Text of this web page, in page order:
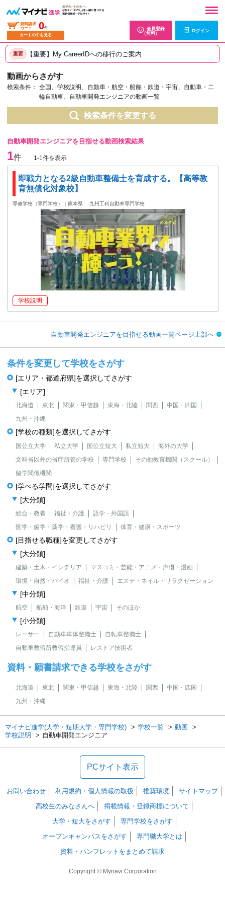
資料請求
カート
0件
カートの中を見る
会員登録
（無料）
ログイン
重要 【重要】My CareerIDへの移行のご案内
動画からさがす
検索条件：
全国、学校説明、自動車・航空・船舶・鉄道・宇宙、自動車・二
輪自動車、自動車開発エンジニアの動画一覧
検索条件を変更する
自動車開発エンジニアを目指せる動画検索結果
1件 1-1件を表示
即戦力となる2級自動車整備士を育成する。【高等教
育無償化対象校】
専修学校（専門学校）｜熊本県 九州工科自動車専門学校
学校説明
自動車開発エンジニアを目指せる動画一覧ページ上部へ
条件を変更して学校をさがす
[エリア・都道府県]を選択してさがす
[エリア]
北海道 東北 関東・甲信越 東海・北陸 関西
中国・四国
九州・沖縄
[学校の種類]を選択してさがす
国公立大学 私立大学 国公立短大 私立短大
海外の大学
文科省以外の省庁所管の学校
専門学校
その他教育機関（スクール）
留学関係機関
[学べる学問]を選択してさがす
[大分類]
総合・教養 福祉・介護
語学・外国語
医学・歯学・薬学・看護・リハビリ
体育・健康・スポーツ
[目指せる職種]を変更してさがす
[大分類]
建築・土木・インテリア
マスコミ・芸能・アニメ・声優・漫画
環境・自然・バイオ
福祉・介護 エステ・ネイル・リラクゼーション
[中分類]
航空 船舶・海洋 鉄道 宇宙 そのほか
[小分類]
レーサー 自動車車体整備士
自転車整備士
自動車教習所教習指導員
レストア技術者
資料・願書請求できる学校をさがす
北海道 東北 関東・甲信越 東海・北陸 関西
中国・四国
九州・沖縄
マイナビ進学(大学・短期大学・専門学校) 学校一覧
動画
学校説明
自動車開発エンジニア
PCサイト表示
お問い合わせ 利用規約・個人情報の取扱 推奨環境
サイトマップ
高校生のみなさんへ
掲載情報・登録商標について
大学・短大をさがす
専門学校をさがす
オープンキャンパスをさがす
専門職大学とは
資料・パンフレットをまとめて請求
Copyright © Mynavi Corporation